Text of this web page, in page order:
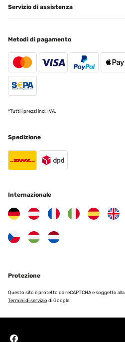
Servizio di assistenza
Metodi di pagamento
*Tutti i prezzi incl. IVA.
Spedizione
Internazionale
Protezione
Questo sito è protetto da reCAPTCHA e soggetto alla
Termini di servizio di Google.